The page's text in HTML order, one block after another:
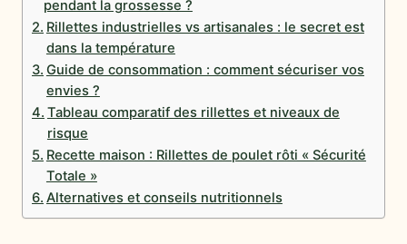
pendant la grossesse ?
Rillettes industrielles vs artisanales : le secret est
dans la température
Guide de consommation : comment sécuriser vos
envies ?
Tableau comparatif des rillettes et niveaux de
risque
Recette maison : Rillettes de poulet rôti « Sécurité
Totale »
Alternatives et conseils nutritionnels